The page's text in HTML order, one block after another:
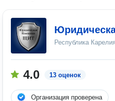
Республика Карелия
4.0 13 оценок
Организация проверена